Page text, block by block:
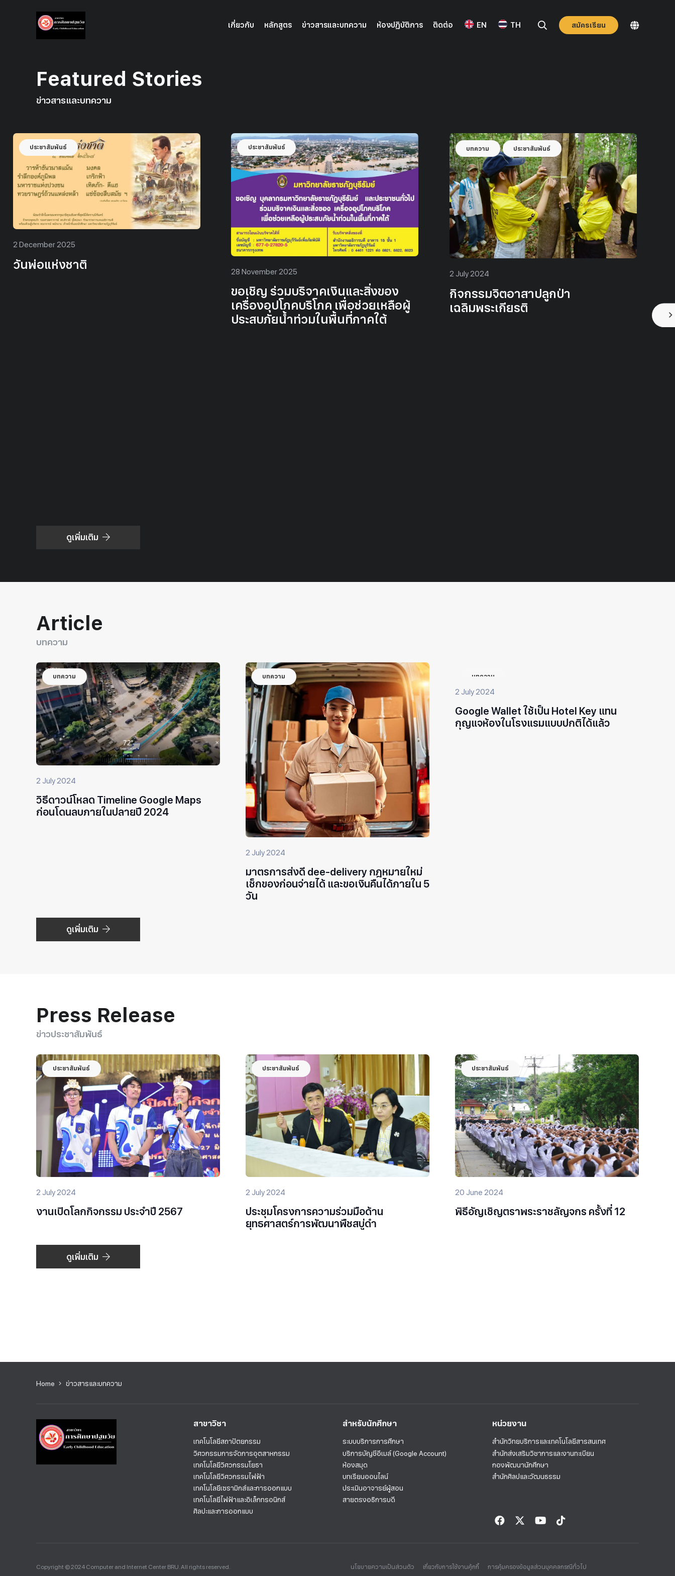
เกี่ยวกับ หลักสูตร ข่าวสารและบทความ ห้องปฏิบัติการ ติดต่อ EN TH สมัครเรียน
Featured Stories
ข่าวสารและบทความ
ประชาสัมพันธ์ ประชาสัมพันธ์
2 December 2025
ประชาสัมพันธ์
28 November 2025
ขอเชิญ ร่วมบริจาคเงินและสิ่งของ
เครื่องอุปโภคบริโภค เพื่อช่วยเหลือผู้
ดูเพิ่มเติม
Article
บทความ
บทความ
2 July 2024
วิธีดาวน์โหลด Timeline Google Maps
ก่อนโดนลบภายในปลายปี 2024
บทความ
2 July 2024
มาตรการส่งดี dee-delivery กฎหมายใหม่
เช็กของก่อนจ่ายได้ และขอเงินคืนได้ภายใน 5
วัน
บทความ
2 July 2024
Google Wallet ใช้เป็น Hotel Key แทน
กุญแจห้องในโรงแรมแบบปกติได้แล้ว
ดูเพิ่มเติม
Press Release
ข่าวประชาสัมพันธ์
ประชาสัมพันธ์
2 July 2024
งานเปิดโลกกิจกรรม ประจำปี 2567
ประชาสัมพันธ์
2 July 2024
ประชุมโครงการความร่วมมือด้าน
ยุทธศาสตร์การพัฒนาพืชสบู่ดำ
ประชาสัมพันธ์
20 June 2024
พิธีอัญเชิญตราพระราชลัญจกร ครั้งที่ 12
ดูเพิ่มเติม
Home ข่าวสารและบทความ
สาขาวิชา
เทคโนโลยีสถาปัตยกรรม
วิศวกรรมการจัดการอุตสาหกรรม
เทคโนโลยีวิศวกรรมโยธา
เทคโนโลยีวิศวกรรมไฟฟ้า
เทคโนโลยีเซรามิกส์และการออกแบบ
เทคโนโลยีไฟฟ้าและอิเล็กทรอนิกส์
ศิลปะและการออกแบบ
สำหรับนักศึกษา
ระบบบริการการศึกษา
บริการบัญชีอีเมล์ (Google Account)
ห้องสมุด
บทเรียนออนไลน์
ประเมินอาจารย์ผู้สอน
สายตรงอธิการบดี
หน่วยงาน
สำนักวิทยบริการและเทคโนโลยีสารสนเทศ
สำนักส่งเสริมวิชาการและงานทะเบียน
กองพัฒนานักศึกษา
สำนักศิลปและวัฒนธรรม
Copyright © 2024 Computer and Internet Center BRU. All rights reserved. นโยบายความเป็นส่วนตัว เกี่ยวกับการใช้งานคุ้กกี้ การคุ้มครองข้อมูลส่วนบุคคลกรณีทั่วไป